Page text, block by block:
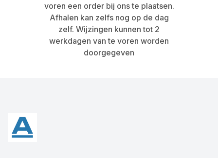
voren een order bij ons te plaatsen.
Afhalen kan zelfs nog op de dag
zelf. Wijzingen kunnen tot 2
werkdagen van te voren worden
doorgegeven